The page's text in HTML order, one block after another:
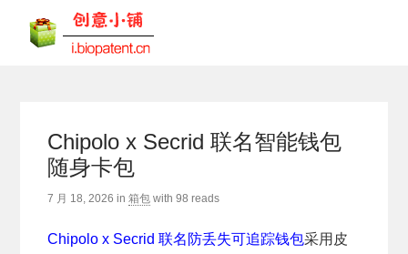
Chipolo x Secrid 联名智能钱包
随身卡包
7 月 18, 2026 in箱包 with98 reads
Chipolo x Secrid 联名防丢失可追踪钱包采用皮